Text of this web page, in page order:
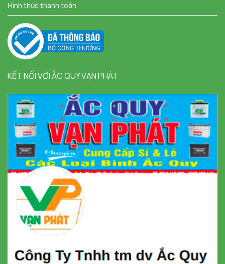
Hình thức thanh toán
KẾT NỐI VỚI ẮC QUY VẠN PHÁT